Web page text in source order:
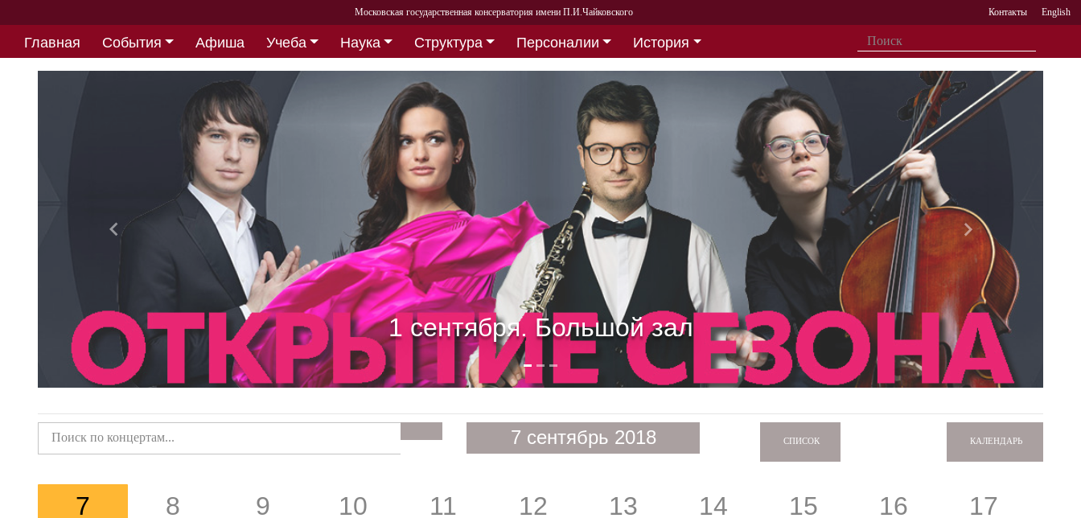
Московская государственная консерватория имени П.И.Чайковского Контакты English
Главная События Афиша Учеба Наука Структура Персоналии
История
Партнерство
Собираем друзей
Назад Вперед
СПИСОК
7 сентябрь 2018 КАЛЕНДАРЬ
7 8 9 10 11 12 13 14 15 16 17